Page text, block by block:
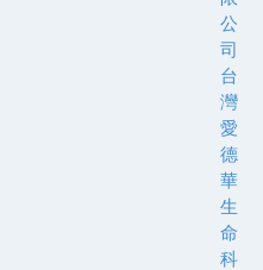
公
司
台
灣
愛
德
華
生
命
科